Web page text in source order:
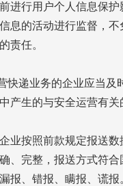
进行用户个人信息保护
息的活动进行监督，不
责任。
递业务的企业应当及
产生的与安全运营有关
业按照前款规定报送数
、完整，报送方式符合
报、错报、瞒报、谎报